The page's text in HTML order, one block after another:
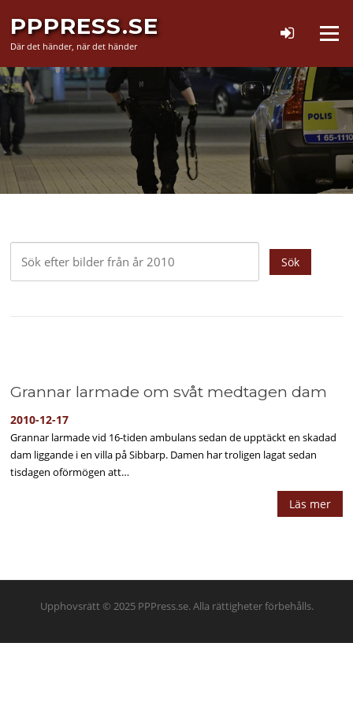
innehåll
PPPRESS.SE
Där det händer, när det händer
Meny
Sök
Grannar larmade om svåt medtagen dam
2010-12-17
Grannar larmade vid 16-tiden ambulans sedan de upptäckt en skadad
dam liggande i en villa på Sibbarp. Damen har troligen lagat sedan
tisdagen oförmögen att…
Läs mer
Upphovsrätt © 2025 PPPress.se. Alla rättigheter förbehålls.